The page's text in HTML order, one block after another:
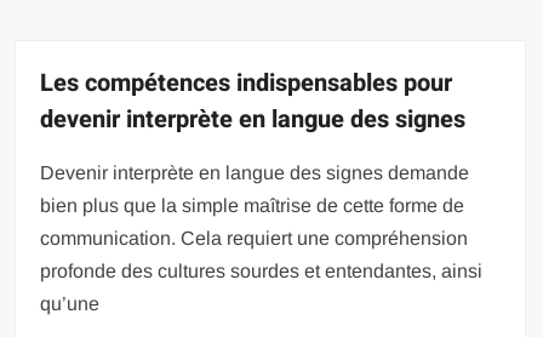
Les compétences indispensables pour
devenir interprète en langue des signes
Devenir interprète en langue des signes demande
bien plus que la simple maîtrise de cette forme de
communication. Cela requiert une compréhension
profonde des cultures sourdes et entendantes, ainsi
qu’une